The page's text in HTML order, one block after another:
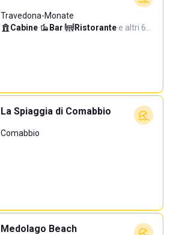
Travedona-Monate
Cabine· Bar· Ristorante·e altri 6…
La Spiaggia di Comabbio
Comabbio
Medolago Beach